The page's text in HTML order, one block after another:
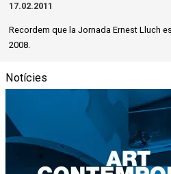
17.02.2011
Recordem que la Jornada Ernest Lluch
2008.
Notícies